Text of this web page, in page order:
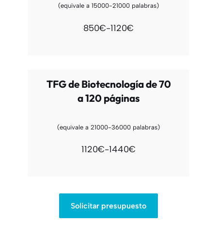
(equivale a 15000-21000 palabras)
850€-1120€
TFG de Biotecnología de 70
a 120 páginas
(equivale a 21000-36000 palabras)
1120€-1440€
Solicitar presupuesto